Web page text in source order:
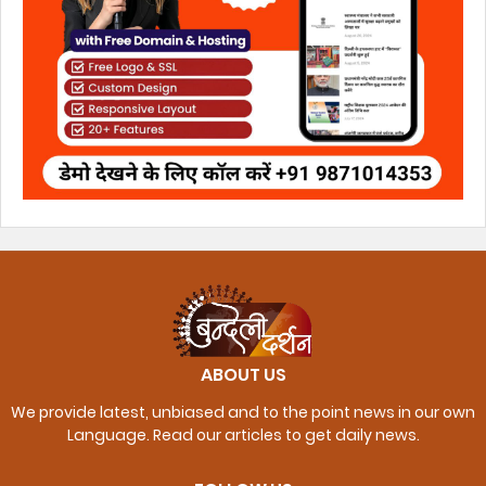
ABOUT US
We provide latest, unbiased and to the point news in our own
Language. Read our articles to get daily news.